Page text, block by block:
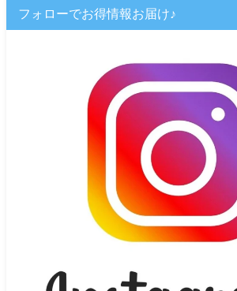
フォローでお得情報お届け♪